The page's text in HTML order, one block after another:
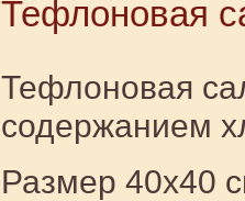
Тефлоновая
Тефлоновая
содержанием
Размер 40х40